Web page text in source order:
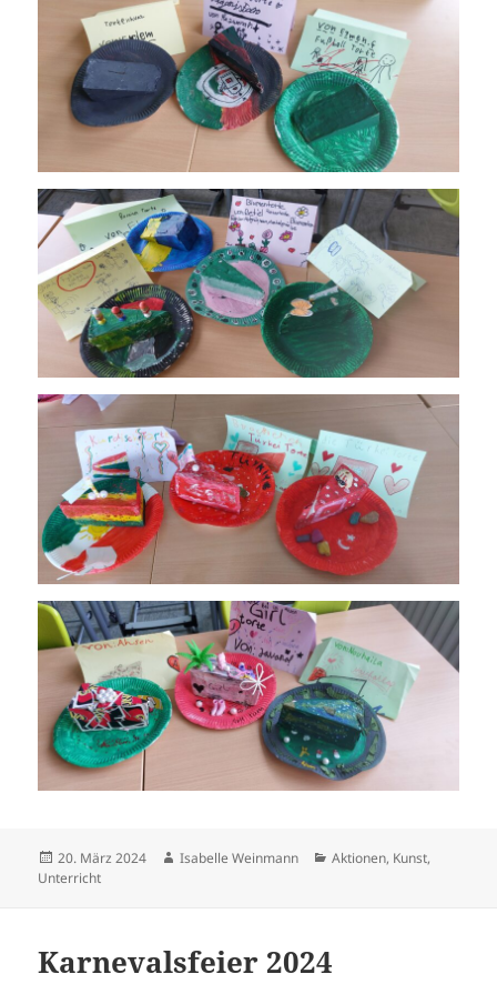
Veröffentlicht
am
20. März 2024 Autor
Isabelle Weinmann Kategorien
Aktionen, Kunst,
Unterricht
Karnevalsfeier 2024